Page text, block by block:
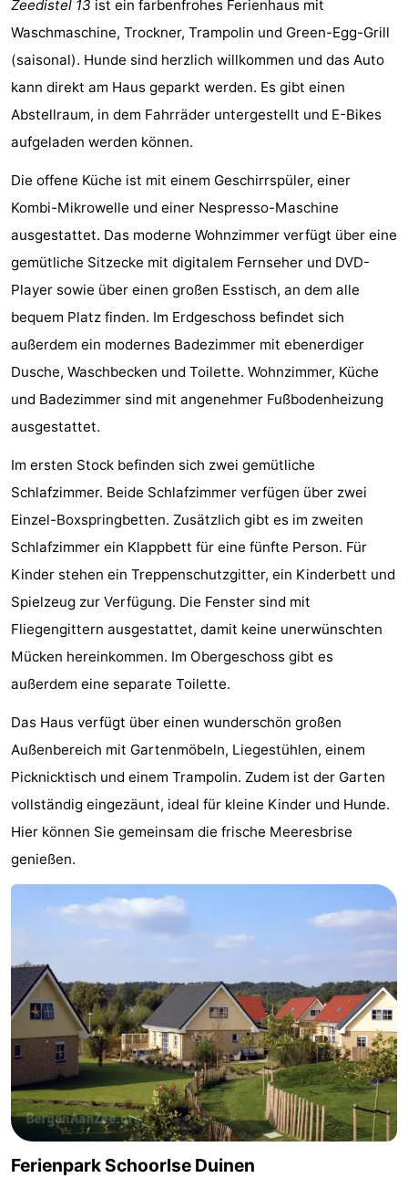
van
Huize
Campingplätze
Ferienhäuser
Buiten
Bergen
-
De
Woudhoeve
-
Duinpark
Egmond
-
Duynvallei
-
Koningshof
-
Kustpark
Egmond
aan
Zee
-
Molengroet
-
Schoorlse
Duinen
-
Scorleduyn
Hotels
Zimmer
(mit
Frühstück)
Lastminutes
Strand
Sehen
&
tun
-
Museen
-
Denkmäler
Kirchen
-
Aussichtspunkte
Attraktionen
-
Minigolfplätze
Dörfer
&
Städte
Natur
Sport
-
Schwimmbader
-
Radfahren
-
Zeedistel 13 ist ein farbenfrohes Ferienhaus mit
Waschmaschine, Trockner, Trampolin und Green-Egg-Grill
(saisonal). Hunde sind herzlich willkommen und das Auto
kann direkt am Haus geparkt werden. Es gibt einen
Abstellraum, in dem Fahrräder untergestellt und E-Bikes
aufgeladen werden können.
Die offene Küche ist mit einem Geschirrspüler, einer
Kombi-Mikrowelle und einer Nespresso-Maschine
ausgestattet. Das moderne Wohnzimmer verfügt über eine
gemütliche Sitzecke mit digitalem Fernseher und DVD-
Player sowie über einen großen Esstisch, an dem alle
bequem Platz finden. Im Erdgeschoss befindet sich
außerdem ein modernes Badezimmer mit ebenerdiger
Dusche, Waschbecken und Toilette. Wohnzimmer, Küche
und Badezimmer sind mit angenehmer Fußbodenheizung
ausgestattet.
Im ersten Stock befinden sich zwei gemütliche
Schlafzimmer. Beide Schlafzimmer verfügen über zwei
Einzel-Boxspringbetten. Zusätzlich gibt es im zweiten
Schlafzimmer ein Klappbett für eine fünfte Person. Für
Kinder stehen ein Treppenschutzgitter, ein Kinderbett und
Spielzeug zur Verfügung. Die Fenster sind mit
Fliegengittern ausgestattet, damit keine unerwünschten
Mücken hereinkommen. Im Obergeschoss gibt es
außerdem eine separate Toilette.
Das Haus verfügt über einen wunderschön großen
Außenbereich mit Gartenmöbeln, Liegestühlen, einem
Picknicktisch und einem Trampolin. Zudem ist der Garten
vollständig eingezäunt, ideal für kleine Kinder und Hunde.
Hier können Sie gemeinsam die frische Meeresbrise
genießen.
Ferienpark Schoorlse Duinen